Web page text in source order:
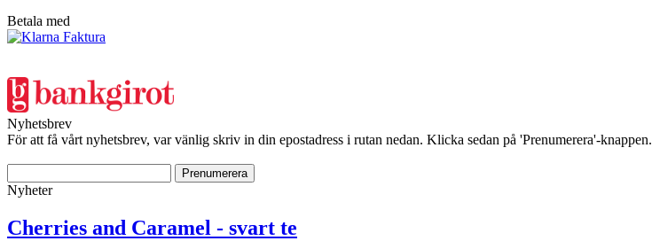
Betala med
Nyhetsbrev
För att få vårt nyhetsbrev, var vänlig skriv in din epostadress i rutan nedan. Klicka sedan på 'Prenumerera'-knappen.
Nyheter
Cherries and Caramel - svart te